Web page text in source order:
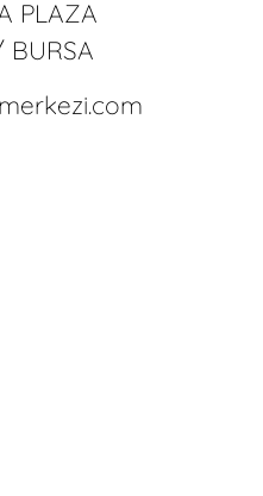
PLAZA
BURSA